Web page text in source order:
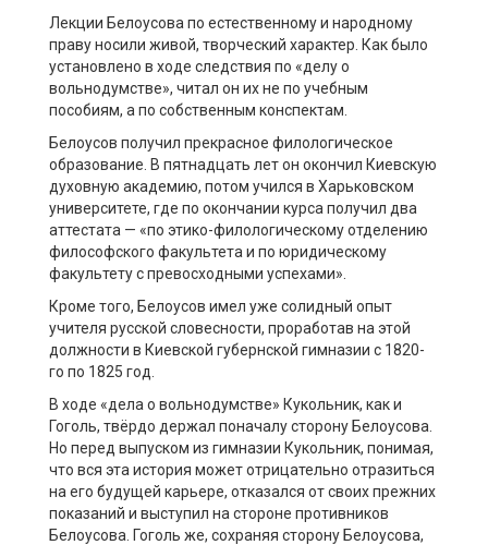
Лекции Белоусова по естественному и народному
праву носили живой, творческий характер. Как было
установлено в ходе следствия по «делу о
вольнодумстве», читал он их не по учебным
пособиям, а по собственным конспектам.
Белоусов получил прекрасное филологическое
образование. В пятнадцать лет он окончил Киевскую
духовную академию, потом учился в Харьковском
университете, где по окончании курса получил два
аттестата — «по этико-филологическому отделению
философского факультета и по юридическому
факультету с превосходными успехами».
Кроме того, Белоусов имел уже солидный опыт
учителя русской словесности, проработав на этой
должности в Киевской губернской гимназии с 1820-
го по 1825 год.
В ходе «дела о вольнодумстве» Кукольник, как и
Гоголь, твёрдо держал поначалу сторону Белоусова.
Но перед выпуском из гимназии Кукольник, понимая,
что вся эта история может отрицательно отразиться
на его будущей карьере, отказался от своих прежних
показаний и выступил на стороне противников
Белоусова. Гоголь же, сохраняя сторону Белоусова,